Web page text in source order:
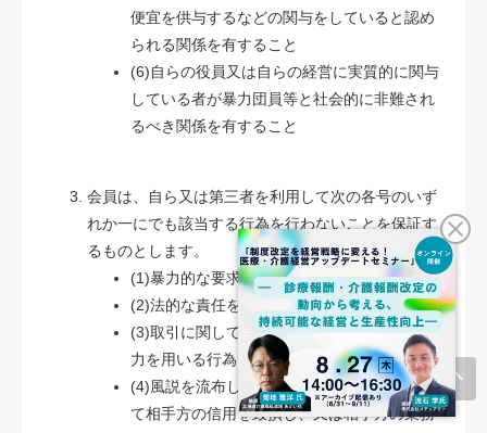
便宜を供与するなどの関与をしていると認め
られる関係を有すること
(6)自らの役員又は自らの経営に実質的に関与
している者が暴力団員等と社会的に非難され
るべき関係を有すること
会員は、自ら又は第三者を利用して次の各号のいず
れか一にでも該当する行為を行わないことを保証す
るものとします。
(1)暴力的な要求行為
(2)法的な責任を超えた不当な要求行為
(3)取引に関して、脅迫的な言動をし、又は暴
力を用いる行為
(4)風説を流布し、偽計を用い又は威力を用い
て相手方の信用を毀損し、又は相手方の業務